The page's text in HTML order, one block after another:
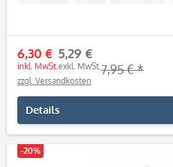
6,30 €
inkl. MwSt.
5,29 €
exkl. MwSt.7,95 € *
zzgl. Versandkosten
Details
-20%